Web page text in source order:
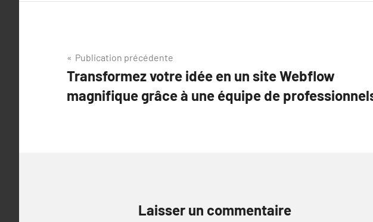
Navigation
de
l’article
Publication précédente
Transformez votre idée en un site Webflow
magnifique grâce à une équipe de
Laisser un commentaire